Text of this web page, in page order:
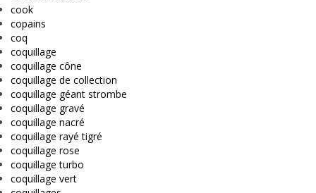
cook
copains
coq
coquillage
coquillage cône
coquillage de collection
coquillage géant strombe
coquillage gravé
coquillage nacré
coquillage rayé tigré
coquillage rose
coquillage turbo
coquillage vert